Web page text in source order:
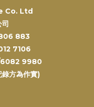
Co. Ltd
883
7106
6082 9980
方為作實)